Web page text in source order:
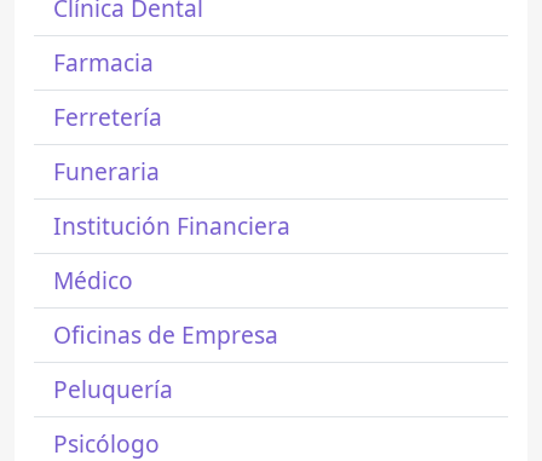
Clínica Dental
Farmacia
Ferretería
Funeraria
Institución Financiera
Médico
Oficinas de Empresa
Peluquería
Psicólogo